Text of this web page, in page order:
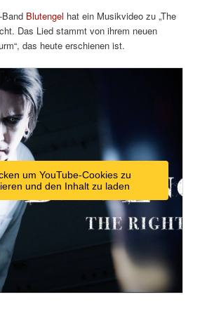
Blutengel hat ein Musikvideo zu „The
Das Lied stammt von ihrem neuen
das heute erschienen ist.
um YouTube-Cookies zu
und den Inhalt zu laden